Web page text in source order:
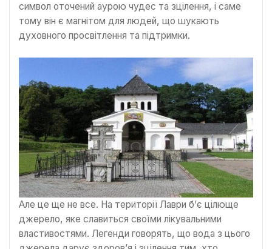
символ оточений аурою чудес та зцілення, і саме
тому він є магнітом для людей, що шукають
духовного просвітлення та підтримки.
Але це ще не все. На території Лаври б’є цілюще
джерело, яке славиться своїми лікувальними
властивостями. Легенди говорять, що вода з цього